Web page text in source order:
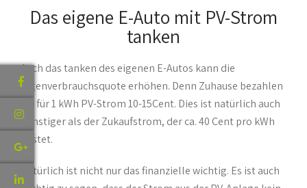
Das eigene E-Auto mit PV-Strom
tanken
Auch das tanken des eigenen E-Autos kann die
Eigenverbrauchsquote erhöhen. Denn Zuhause bezahlen
Sie für 1 kWh PV-Strom 10-15Cent. Dies ist natürlich auch
günstiger als der Zukaufstrom, der ca. 40 Cent pro kWh
kostet.
Natürlich ist nicht nur das finanzielle wichtig. Es ist auch